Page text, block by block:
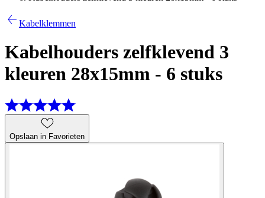
Kabelklemmen
Kabelhouders zelfklevend 3
kleuren 28x15mm - 6 stuks
Opslaan in Favorieten